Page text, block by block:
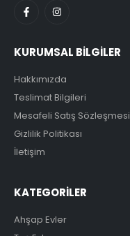
KURUMSAL BİLGİLER
Hakkımızda
Teslimat Bilgileri
Mesafeli Satış Sözleşmesi
Gizlilik Politikası
İletişim
KATEGORİLER
Ahşap Evler